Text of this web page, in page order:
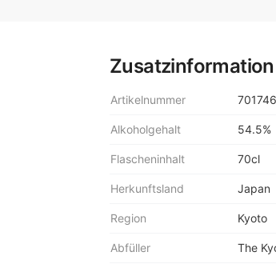
Zusatzinformation
Artikelnummer 701746
Alkoholgehalt 54.5%
Flascheninhalt 70cl
Herkunftsland Japan
Region Kyoto
Abfüller The